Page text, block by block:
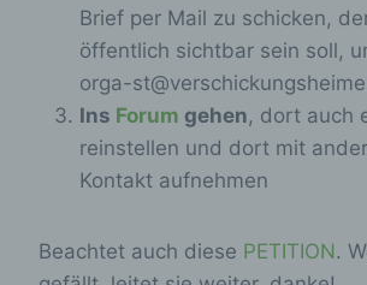
Brief per Mail zu schicken,
öffentlich sichtbar sein soll,
orga-
Ins Forum gehen, dort auch
reinstellen und dort mit
Kontakt aufnehmen
Beachtet auch diese PETITION.